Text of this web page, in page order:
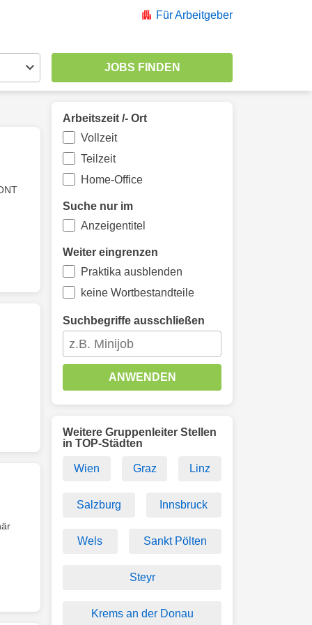
Für Arbeitgeber
Arbeitszeit /- Ort
Vollzeit
Teilzeit
Home-Office
Suche nur im
Anzeigentitel
Weiter eingrenzen
Praktika ausblenden
keine Wortbestandteile
Suchbegriffe ausschließen
ANWENDEN
Weitere Gruppenleiter Stellen
in TOP-Städten
Wien Graz Linz
Salzburg Innsbruck
Wels Sankt Pölten
Steyr
Krems an der Donau